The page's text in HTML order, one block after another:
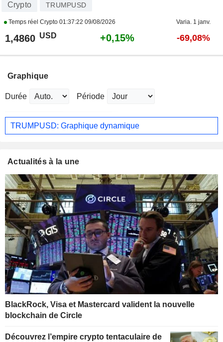
Crypto TRUMPUSD
Temps réel Crypto 01:37:22 09/08/2026 Varia. 1 janv.
1,4860 USD +0,15% -69,08%
Graphique
Durée Période
TRUMPUSD: Graphique dynamique
Actualités à la une
BlackRock, Visa et Mastercard valident la nouvelle
blockchain de Circle
Découvrez l’empire crypto tentaculaire de